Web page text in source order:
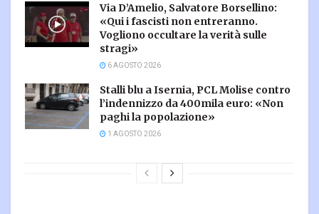
Via D’Amelio, Salvatore Borsellino:
«Qui i fascisti non entreranno.
Vogliono occultare la verità sulle
stragi»
6 AGOSTO 2026
Stalli blu a Isernia, PCL Molise contro
l’indennizzo da 400mila euro: «Non
paghi la popolazione»
1 AGOSTO 2026